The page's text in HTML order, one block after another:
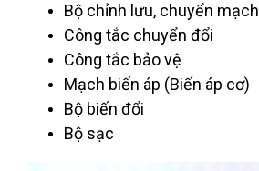
Bộ chỉnh lưu, chuyển mạch
Công tắc chuyển đổi
Công tắc bảo vệ
Mạch biến áp (Biến áp cơ)
Bộ biến đổi
Bộ sạc